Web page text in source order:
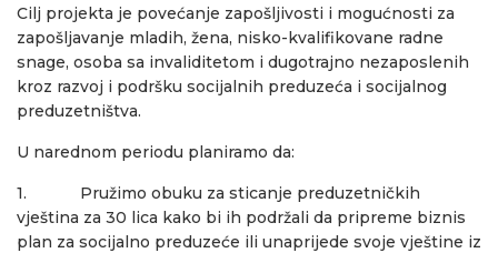
Cilj projekta je povećanje zapošljivosti i mogućnosti za
zapošljavanje mladih, žena, nisko-kvalifikovane radne
snage, osoba sa invaliditetom i dugotrajno nezaposlenih
kroz razvoj i podršku socijalnih preduzeća i socijalnog
preduzetništva.
U narednom periodu planiramo da:
1. Pružimo obuku za sticanje preduzetničkih
vještina za 30 lica kako bi ih podržali da pripreme biznis
plan za socijalno preduzeće ili unaprijede svoje vještine iz